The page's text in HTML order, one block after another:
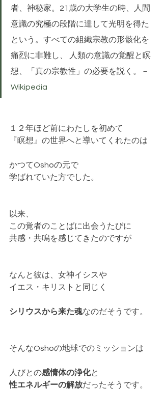
者、神秘家。21歳の大学生の時、人間
意識の究極の段階に達して光明を得た
という。すべての組織宗教の形骸化を
痛烈に非難し、 人類の意識の覚醒と瞑
想、「真の宗教性」の必要を説く。－
Wikipedia
１２年ほど前にわたしを初めて
『瞑想』の世界へと導いてくれたのは
かつてOshoの元で
学ばれていた方でした。
以来、
この覚者のことばに出会うたびに
共感・共鳴を感じてきたのですが
なんと彼は、女神イシスや
イエス・キリストと同じく
シリウスから来た魂なのだそうです。
そんなOshoの地球でのミッションは
人びとの感情体の浄化と
性エネルギーの解放だったそうです。